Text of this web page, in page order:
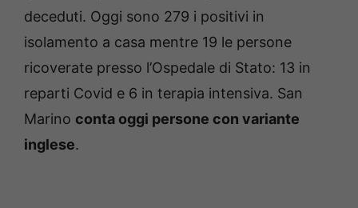
deceduti. Oggi sono 279 i positivi in
isolamento a casa mentre 19 le persone
ricoverate presso l’Ospedale di Stato: 13 in
reparti Covid e 6 in terapia intensiva. San
Marino conta oggi persone con variante
inglese.